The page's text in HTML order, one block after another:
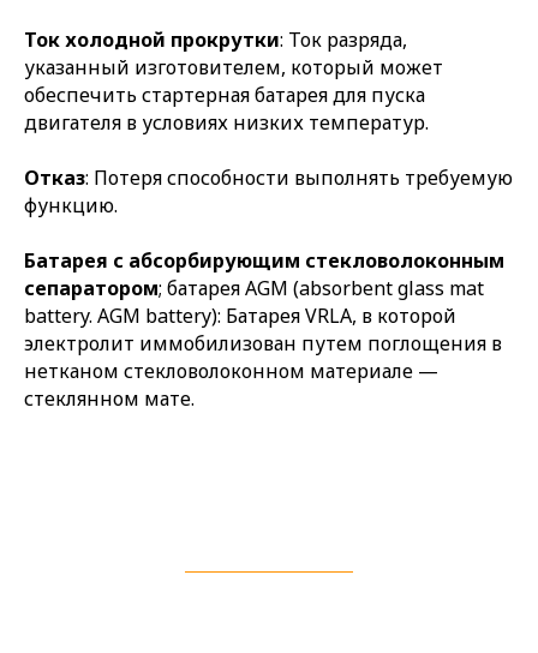
Ток холодной прокрутки: Ток разряда,
указанный изготовителем, который может
обеспечить стартерная батарея для пуска
двигателя в условиях низких температур.
Отказ: Потеря способности выполнять требуемую
функцию.
Батарея с абсорбирующим стекловолоконным
сепаратором; батарея AGM (absorbent glass mat
battery. AGM battery): Батарея VRLA, в которой
электролит иммобилизован путем поглощения в
нетканом стекловолоконном материале —
стеклянном мате.